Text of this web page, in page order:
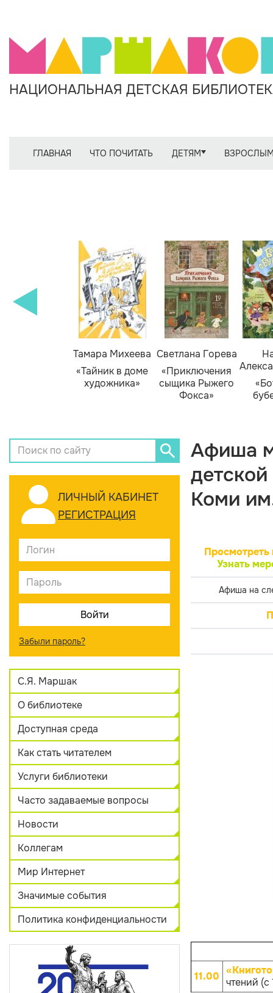
НАЦИОНАЛЬНАЯ ДЕТСКАЯ
ГЛАВНАЯ ЧТО ПОЧИТАТЬ ДЕТЯМ
Тамара Михеева
«Тайник в доме
художника»
Светлана Горева
«Приключения
сыщика Рыжего
Фокса»
ЛИЧНЫЙ КАБИНЕТ
РЕГИСТРАЦИЯ
Забыли пароль?
С.Я. Маршак
О библиотеке
Доступная среда
Как стать читателем
Услуги библиотеки
Часто задаваемые вопросы
Новости
Коллегам
Мир Интернет
Значимые события
Политика конфиденциальности
Афиша
Коми
Просмотреть
Узнать
Афиша на
11.00 чтений (с